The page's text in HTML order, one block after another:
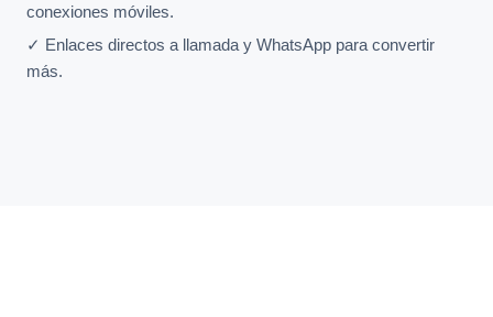
conexiones móviles.
✓ Enlaces directos a llamada y WhatsApp para convertir
más.